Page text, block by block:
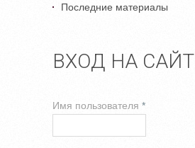
Последние материалы
ВХОД НА САЙТ
Имя пользователя *